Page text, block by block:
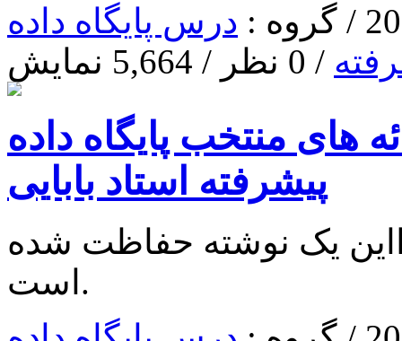
درس پایگاه داده
/ 0 نظر / 5,664 نمایش
های منتخب پایگاه داده
پیشرفته استاد بابایی
یک نوشته حفاظت شده
است.